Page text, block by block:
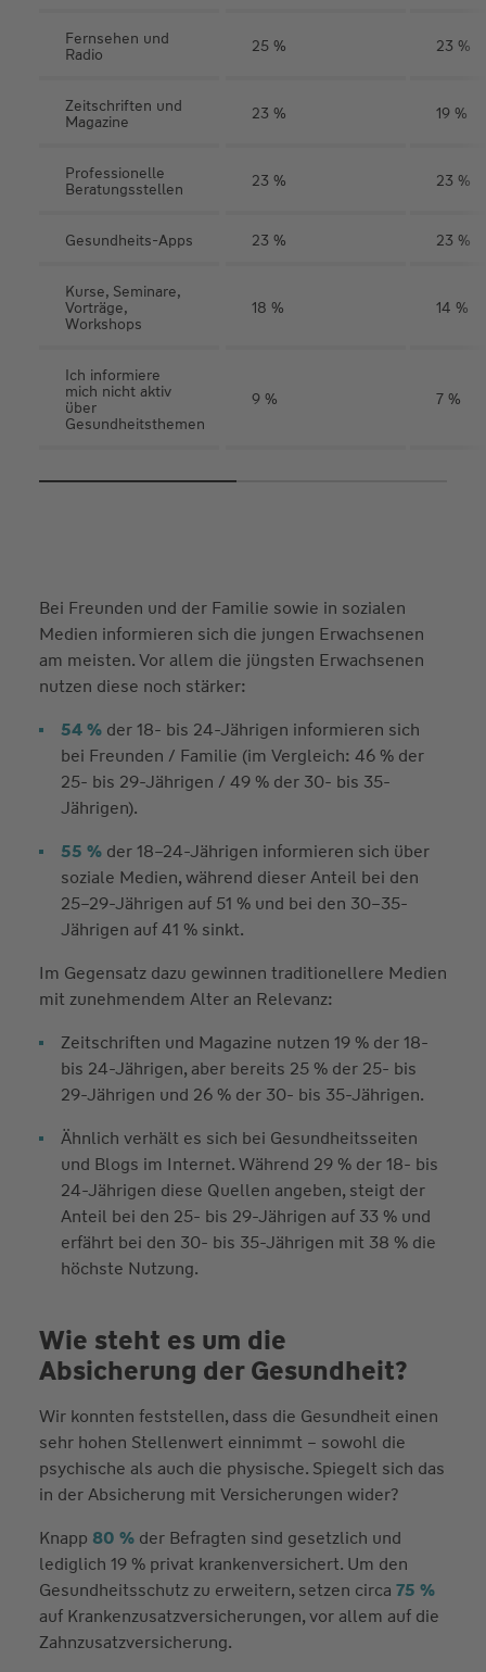
Fernsehen und
Radio
25 % 23 %
Zeitschriften und
Magazine
23 % 19 %
Professionelle
Beratungsstellen
23 % 23 %
Gesundheits-Apps 23 % 23 %
Kurse, Seminare,
Vorträge,
Workshops
18 % 14 %
Ich informiere
mich nicht aktiv
über
Gesundheitsthemen
9 % 7 %
Bei Freunden und der Familie sowie in sozialen
Medien informieren sich die jungen Erwachsenen
am meisten. Vor allem die jüngsten Erwachsenen
nutzen diese noch stärker:
54 %der 18- bis 24-Jährigen informieren sich
bei Freunden / Familie (im Vergleich: 46 % der
25- bis 29-Jährigen / 49 % der 30- bis 35-
Jährigen).
55 % der 18–24-Jährigen informieren sich über
soziale Medien, während dieser Anteil bei den
25–29-Jährigen auf 51 % und bei den 30–35-
Jährigen auf 41 % sinkt.
Im Gegensatz dazu gewinnen traditionellere Medien
mit zunehmendem Alter an Relevanz:
Zeitschriften und Magazine nutzen 19 % der 18-
bis 24-Jährigen, aber bereits 25 % der 25- bis
29-Jährigen und 26 % der 30- bis 35-Jährigen.
Ähnlich verhält es sich bei Gesundheitsseiten
und Blogs im Internet. Während 29 % der 18- bis
24-Jährigen diese Quellen angeben, steigt der
Anteil bei den 25- bis 29-Jährigen auf 33 % und
erfährt bei den 30- bis 35-Jährigen mit 38 % die
höchste Nutzung.
Wie steht es um die
Absicherung der Gesundheit?
Wir konnten feststellen, dass die Gesundheit einen
sehr hohen Stellenwert einnimmt – sowohl die
psychische als auch die physische. Spiegelt sich das
in der Absicherung mit Versicherungen wider?
Knapp 80 %der Befragten sind gesetzlich und
lediglich 19 % privat krankenversichert. Um den
Gesundheitsschutz zu erweitern, setzen circa 75 %
auf Krankenzusatzversicherungen, vor allem auf die
Zahnzusatzversicherung.